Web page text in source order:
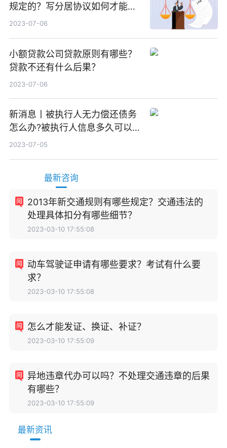
规定的？写分居协议如何才能有
效？
2023-07-06
小额贷款公司贷款原则有哪些？
贷款不还有什么后果？
2023-07-06
新消息丨被执行人无力偿还债务
怎么办?被执行人信息多久可以
消除?
2023-07-05
最新咨询
2013年新交通规则有哪些规定？交通违法的
处理具体扣分有哪些细节？
2023-03-10 17:55:08
动车驾驶证申请有哪些要求？考试有什么要
求？
2023-03-10 17:55:08
怎么才能发证、换证、补证？
2023-03-10 17:55:09
异地违章代办可以吗？不处理交通违章的后果
有哪些？
2023-03-10 17:55:09
最新资讯